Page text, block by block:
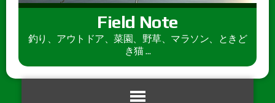
Field Note
釣り、アウトドア、菜園、野草、マラソン、ときど
き猫 ...